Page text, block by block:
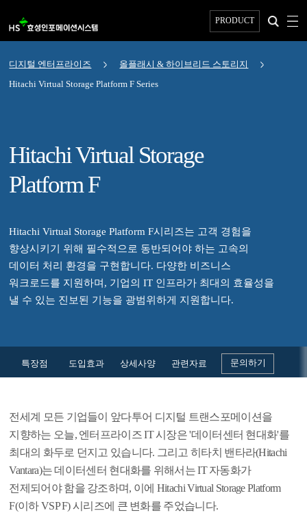
PRODUCT
디지털 엔터프라이즈
올플래시 & 하이브리드 스토리지
Hitachi Virtual Storage Platform F Series
Hitachi Virtual Storage
Platform F
Hitachi Virtual Storage Platform F시리즈는 고객 경험을
향상시키기 위해 필수적으로 동반되어야 하는 고속의
데이터 처리 환경을 구현합니다. 다양한 비즈니스
워크로드를 지원하며, 기업의 IT 인프라가 최대의 효율성을
낼 수 있는 진보된 기능을 광범위하게 지원합니다.
Hitachi Virtual Storage Platform F Series
특장점 도입효과 상세사양 관련자료 문의하기
전세계 모든 기업들이 앞다투어 디지털 트랜스포메이션을
지향하는 오늘, 엔터프라이즈 IT 시장은 '데이터센터 현대화'를
최대의 화두로 던지고 있습니다. 그리고 히타치 밴타라(Hitachi
Vantara)는 데이터센터 현대화를 위해서는 IT 자동화가
전제되어야 함을 강조하며, 이에 Hitachi Virtual Storage Platform
F(이하 VSP F) 시리즈에 큰 변화를 주었습니다.